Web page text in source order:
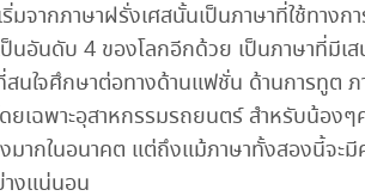
จากภาษาฝรั่งเศสนั้นเป็นภาษาที่ใช้ทางก
อันดับ 4 ของโลกอีกด้วย เป็นภาษาที่มีเส
นใจศึกษาต่อทางด้านแฟชั่น ด้านการทูต ภ
ยเฉพาะอุสาหกรรมรถยนตร์ สำหรับน้องๆ
มากในอนาคต แต่ถึงแม้ภาษาทั้งสองนี้จะมี
งแน่นอน